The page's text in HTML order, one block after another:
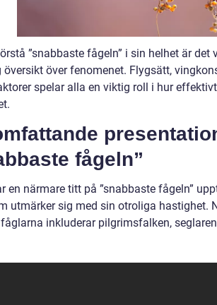
”snabbaste fågeln” i sin helhet är
översikt över fenomenet. Flygsätt,
spelar alla en viktig roll i hur
fågeln”
en närmare titt på ”snabbaste fågeln”
utmärker sig med sin otroliga hastighet.
inkluderar pilgrimsfalken,